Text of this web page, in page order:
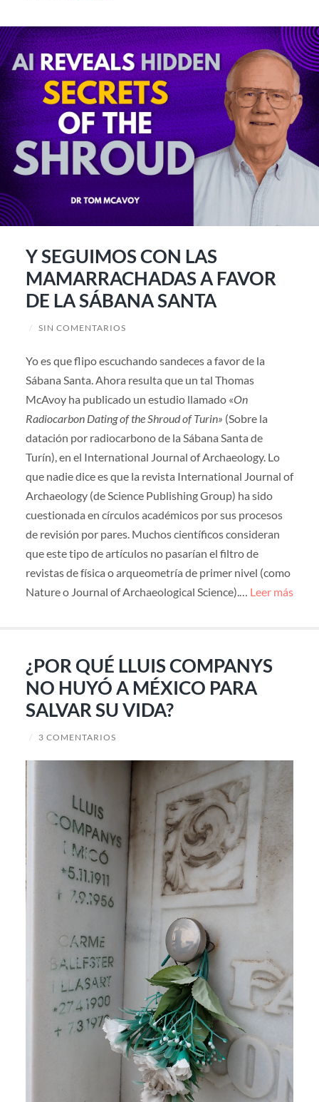
Y SEGUIMOS CON LAS
MAMARRACHADAS A FAVOR
DE LA SÁBANA SANTA
/ SIN COMENTARIOS
Yo es que flipo escuchando sandeces a favor de la
Sábana Santa. Ahora resulta que un tal Thomas
McAvoy ha publicado un estudio llamado «On
Radiocarbon Dating of the Shroud of Turin» (Sobre la
datación por radiocarbono de la Sábana Santa de
Turín), en el International Journal of Archaeology. Lo
que nadie dice es que la revista International Journal of
Archaeology (de Science Publishing Group) ha sido
cuestionada en círculos académicos por sus procesos
de revisión por pares. Muchos científicos consideran
que este tipo de artículos no pasarían el filtro de
revistas de física o arqueometría de primer nivel (como
Nature o Journal of Archaeological Science).… Leer más
¿POR QUÉ LLUIS COMPANYS
NO HUYÓ A MÉXICO PARA
SALVAR SU VIDA?
/ 3 COMENTARIOS